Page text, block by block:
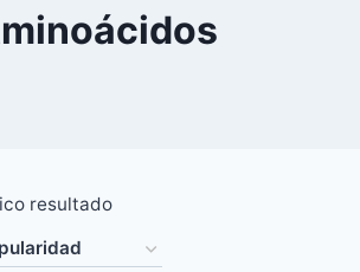
resultado